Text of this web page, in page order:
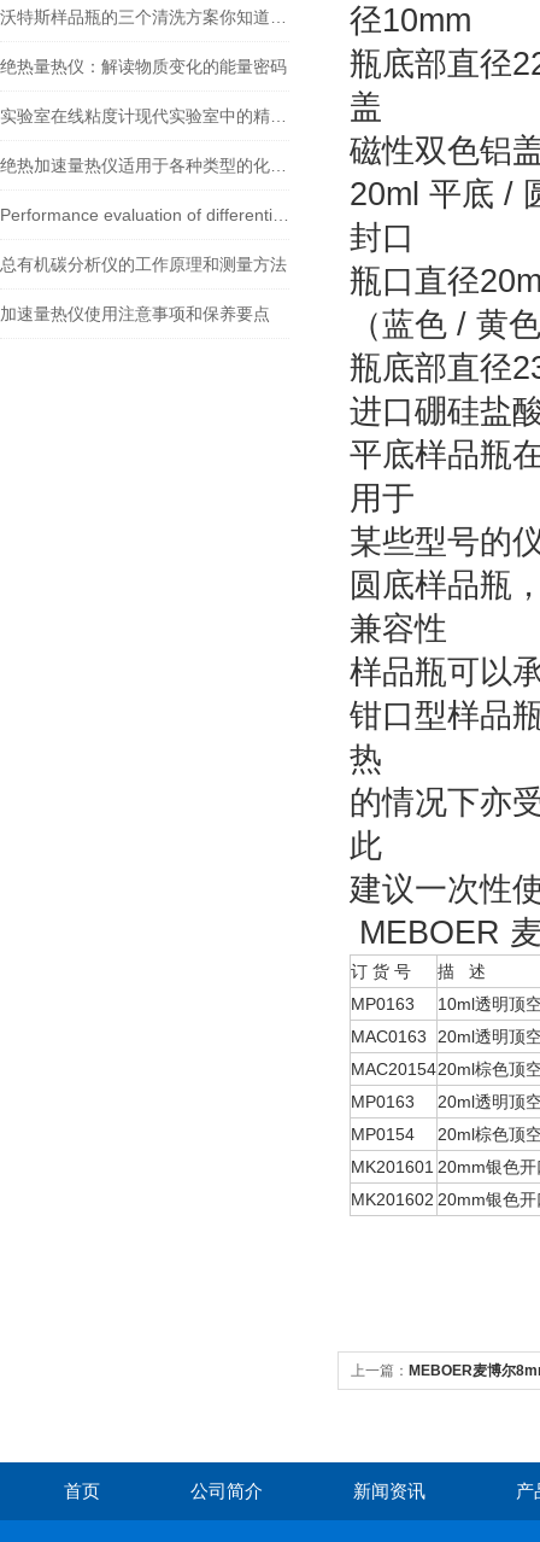
绝热量热仪：解读物质变化的能量密码
总有机碳分析仪的工作原理和测量方法
加速量热仪使用注意事项和保养要点
径10mm
瓶底部直径
盖
磁性双色铝
20ml 平
封口
瓶口直
（蓝色 / 黄
瓶底部直径
进口硼硅盐
平底样品瓶
用于
某些型号的
圆底样品瓶
兼容性
样品瓶
钳口型样品
热
的情况下亦
此
建议一次性
MEBOER
订 货 号
描 述
MP0163
10ml透明顶
MAC0163
20ml透明顶
MAC2015420ml棕色顶
MP0163
20ml透明顶
MP0154
20ml棕色顶
MK201601 20mm银色
MK201602 20mm银色
上一篇： MEBOER麦博尔
首页 公司简介 新闻资讯 产